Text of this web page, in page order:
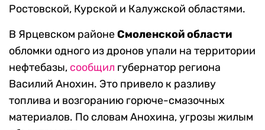
Ростовской, Курской и Калужской областями.
В Ярцевском районеСмоленской области
обломки одного из дронов упали на территории
нефтебазы, сообщил губернатор региона
Василий Анохин. Это привело к разливу
топлива и возгоранию горюче-смазочных
материалов. По словам Анохина, угрозы жилым